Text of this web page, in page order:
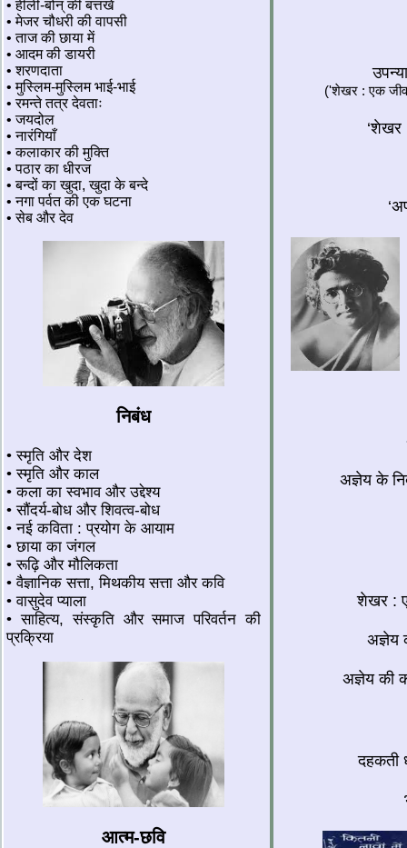
• हीली-बोन् की बत्तखें
• मेजर चौधरी की वापसी
• ताज की छाया में
• आदम की डायरी
• शरणदाता
• मुस्लिम-मुस्लिम भाई-भाई
• रमन्ते तत्र देवताः
• जयदोल
• नारंगियाँ
• कलाकार की मुक्ति
• पठार का धीरज
• बन्दों का खुदा, खुदा के बन्दे
• नगा पर्वत की एक घटना
• सेब और देव
निबंध
• स्मृति और देश
• स्मृति और काल
• कला का स्वभाव और उद्देश्य
• सौंदर्य-बोध और शिवत्व-बोध
• नई कविता : प्रयोग के आयाम
• छाया का जंगल
• रूढ़ि और मौलिकता
• वैज्ञानिक सत्ता, मिथकीय सत्ता और कवि
• वासुदेव प्याला
• साहित्य, संस्कृति और समाज परिवर्तन की
प्रक्रिया
आत्म-छवि
('शेखर : एक
‘शेखर
अज्ञेय के
शेखर :
अज्ञेय
अज्ञेय की
दहकती